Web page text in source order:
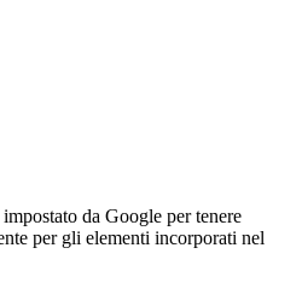
da Google per tenere
per gli elementi incorporati nel